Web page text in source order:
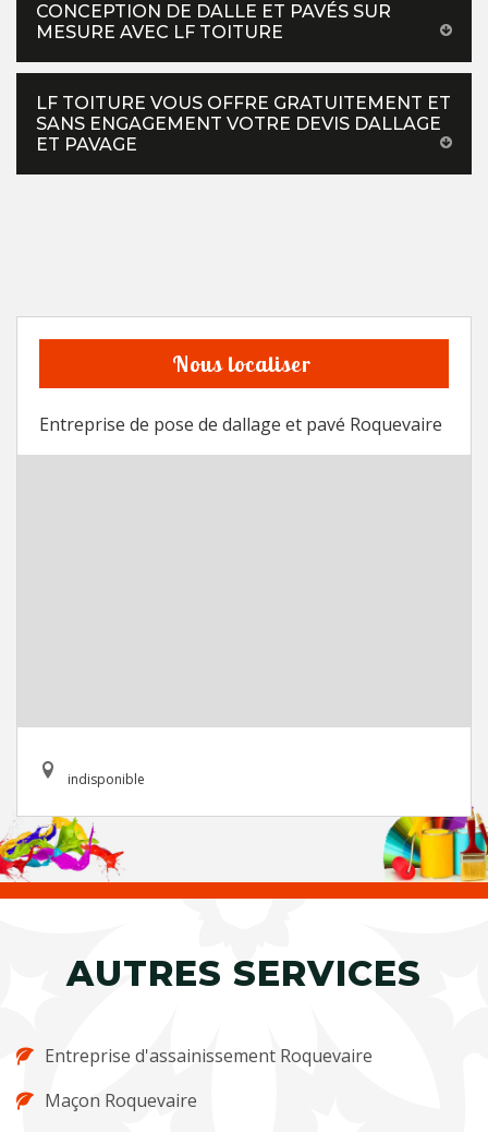
CONCEPTION DE DALLE ET PAVÉS SUR
MESURE AVEC LF TOITURE
LF TOITURE VOUS OFFRE GRATUITEMENT ET
SANS ENGAGEMENT VOTRE DEVIS DALLAGE
ET PAVAGE
Nous localiser
Entreprise de pose de dallage et pavé Roquevaire
indisponible
AUTRES SERVICES
Entreprise d'assainissement Roquevaire
Maçon Roquevaire